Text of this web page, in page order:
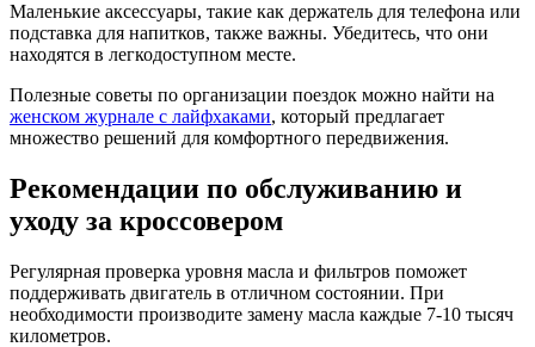
Маленькие аксессуары, такие как держатель для телефона или
подставка для напитков, также важны. Убедитесь, что они
находятся в легкодоступном месте.
Полезные советы по организации поездок можно найти на
женском журнале с лайфхаками, который предлагает
множество решений для комфортного передвижения.
Рекомендации по обслуживанию и
уходу за кроссовером
Регулярная проверка уровня масла и фильтров поможет
поддерживать двигатель в отличном состоянии. При
необходимости производите замену масла каждые 7-10 тысяч
километров.